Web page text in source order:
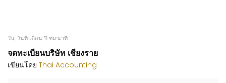
วัน, วันที่ เดือน ปี ชม:นาที
จดทะเบียนบริษัท เชียงราย
เขียนโดย Thai Accounting